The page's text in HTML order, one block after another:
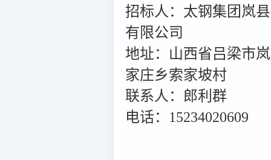
招标人：太钢集团岚
有限公司
地址：山西省吕梁市
家庄乡索家坡村
联系人：郎利群
电话：15234020609